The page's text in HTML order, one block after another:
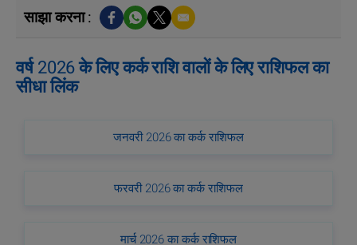
साझा करना :
वर्ष 2026 के लिए कर्क राशि वालों के लिए राशिफल का
सीधा लिंक
जनवरी 2026 का कर्क राशिफल
फरवरी 2026 का कर्क राशिफल
मार्च 2026 का कर्क राशिफल